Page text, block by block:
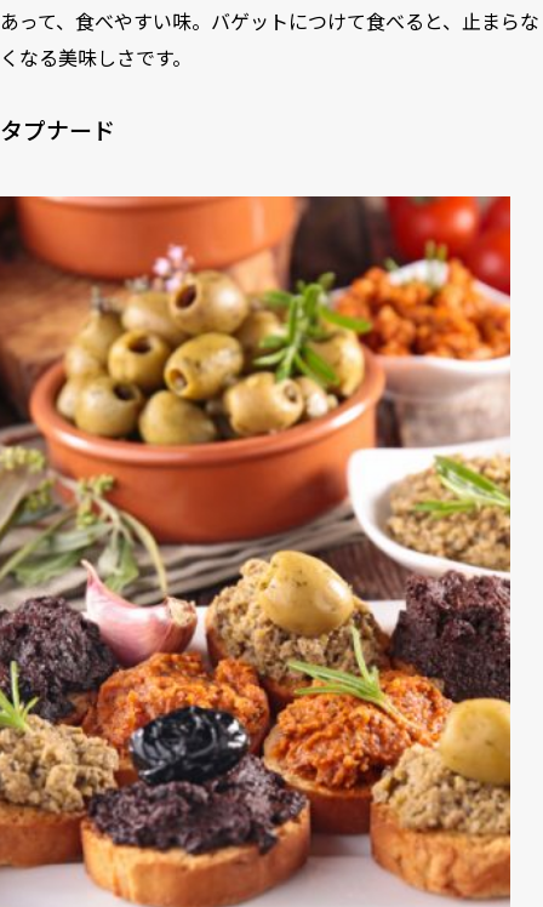
あって、食べやすい味。バゲットにつけて食べると、止まらな
くなる美味しさです。
タプナード